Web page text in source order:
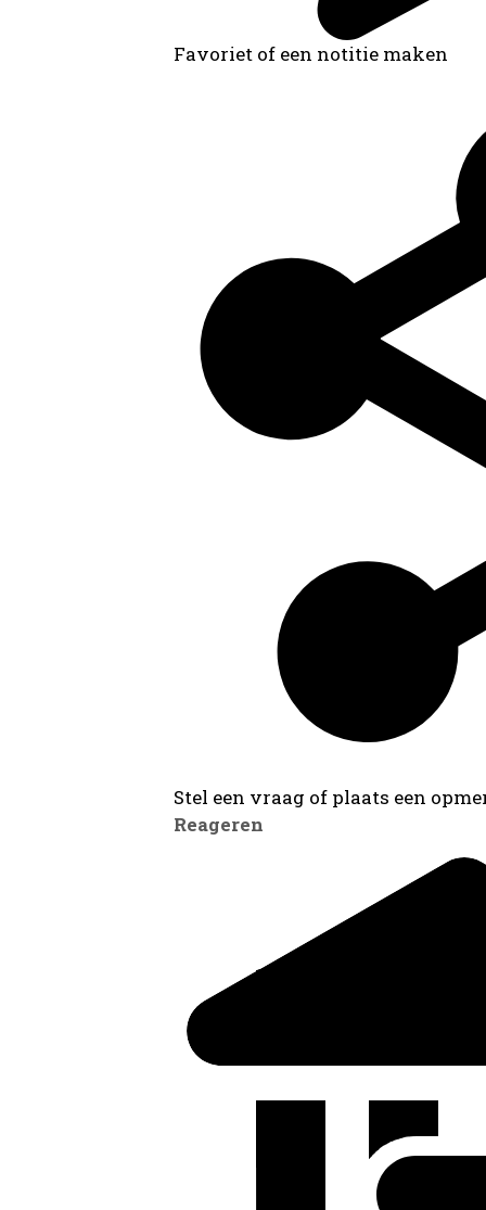
Favoriet of een notitie maken
Stel een vraag of plaats een
Reageren